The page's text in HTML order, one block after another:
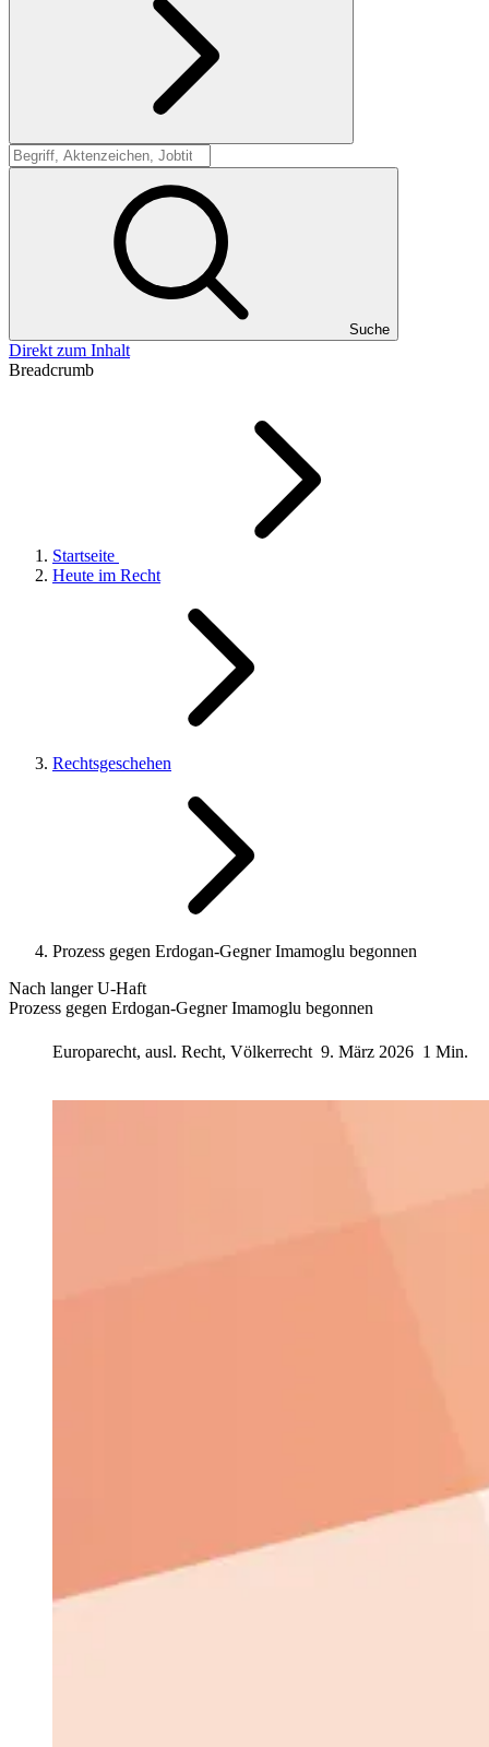
Suche
Suche
Direkt zum Inhalt
Breadcrumb
Startseite
Heute im Recht
Rechtsgeschehen
Prozess gegen Erdogan-Gegner Imamoglu begonnen
Nach langer U-Haft
Prozess gegen Erdogan-Gegner Imamoglu begonnen
Europarecht, ausl. Recht, Völkerrecht 9. März 2026 1 Min.